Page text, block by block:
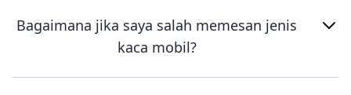
Bagaimana jika saya salah memesan jenis
kaca mobil?